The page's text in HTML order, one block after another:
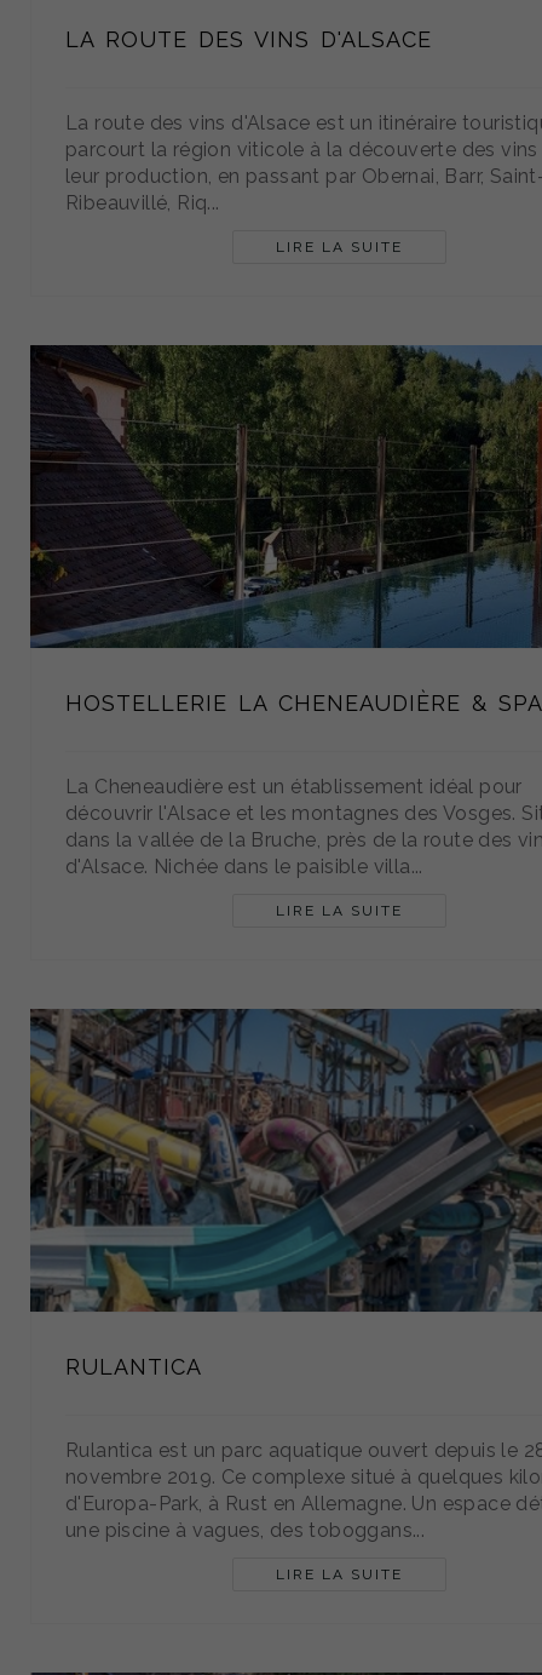
LA ROUTE DES VINS D'ALSACE
La route des vins d'Alsace est un itinéraire
parcourt la région viticole à la découverte des
leur production, en passant par Obernai, Barr,
Ribeauvillé, Riq...
LIRE LA SUITE
HOSTELLERIE LA CHENEAUDIÈRE & SPA
La Cheneaudière est un établissement idéal pour
découvrir l'Alsace et les montagnes des Vosges.
dans la vallée de la Bruche, près de la route des
d'Alsace. Nichée dans le paisible villa...
LIRE LA SUITE
RULANTICA
Rulantica est un parc aquatique ouvert depuis le
novembre 2019. Ce complexe situé à quelques
d'Europa-Park, à Rust en Allemagne. Un espace
une piscine à vagues, des toboggans...
LIRE LA SUITE